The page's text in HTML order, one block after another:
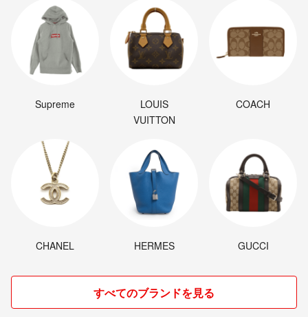
Supreme
LOUIS
VUITTON
COACH
CHANEL HERMES GUCCI
すべてのブランドを見る